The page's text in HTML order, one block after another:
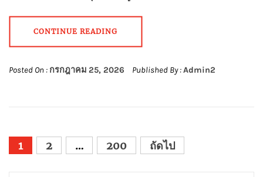
CONTINUE READING
Posted On : กรกฎาคม 25, 2026 Published By :Admin2
Posts
1 2 … 200 ถัดไป